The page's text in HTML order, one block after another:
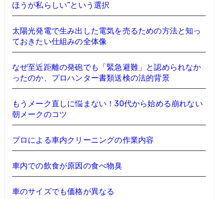
ほうが私らしい”という選択
太陽光発電で生み出した電気を売るための方法と知っ
ておきたい仕組みの全体像
なぜ至近距離の発砲でも「緊急避難」と認められなか
ったのか、プロハンター書類送検の法的背景
もうメーク直しに悩まない！30代から始める崩れない
朝メークのコツ
プロによる車内クリーニングの作業内容
車内での飲食が原因の食べ物臭
車のサイズでも価格が異なる